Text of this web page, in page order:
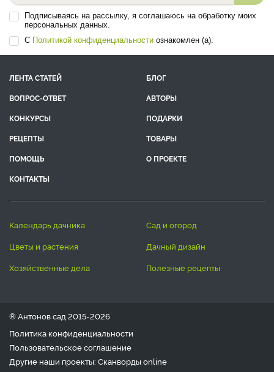
Подписываясь на рассылку, я соглашаюсь на обработку моих
персональных данных.
С Политикой конфиденциальности ознакомлен (а).
ЛЕНТА СТАТЕЙ
БЛОГ
ВОПРОС-ОТВЕТ
АВТОРЫ
КОНКУРСЫ
ПОДАРКИ
РЕЦЕПТЫ
ТОВАРЫ
ПОМОЩЬ
О ПРОЕКТЕ
КОНТАКТЫ
календарь дачника
сад и огород
цветы и растения
дачный дизайн
хозяйственные дела
полезные рецепты
® Антонов сад 2015-2026
Политика конфиденциальности
Пользовательское соглашение
Другие наши проекты: Сканвордыonline